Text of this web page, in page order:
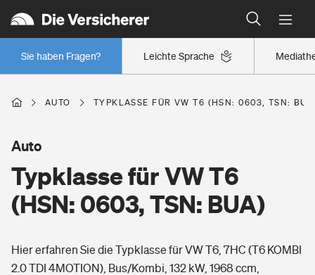
Leichte Sprache
Sie haben Fragen?
Wer versichert was: Jetzt Versicherer finden
Regionalklassen: So ist Ihre Region eingestuft
Wer versichert was: Jetzt Versicherer finden
Berufsunfähigkeitsversicherung
Erwerbsunfähigkeitsversicherung
Grundfähigkeitsversicherung
Wohnen
Freizeit
AUTO TYPKLASSE FÜR VW T6 (HSN: 0603, TSN:
Typklasse für VW T6
(HSN: 0603, TSN: BUA)
Auto
Hier erfahren Sie die Typklasse für VW T6, 7HC (T6 KOMBI
2.0 TDI 4MOTION), Bus/Kombi, 132 kW, 1968 ccm,